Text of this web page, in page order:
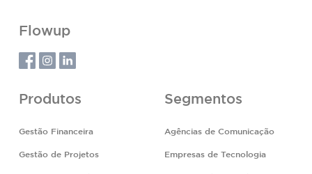
Flowup
Produtos
Gestão Financeira
Gestão de Projetos
Segmentos
Agências de Comunicação
Empresas de Tecnologia